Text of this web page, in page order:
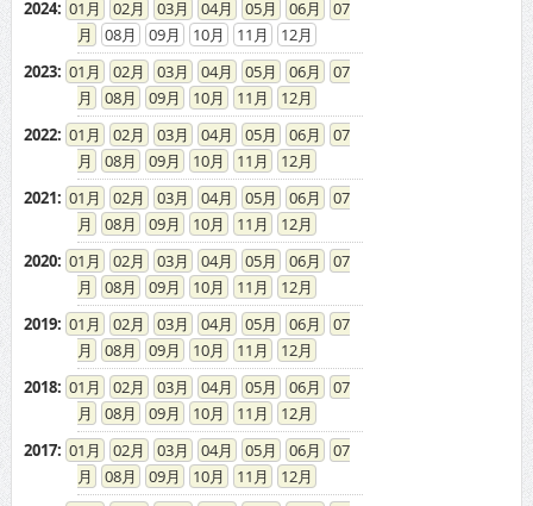
2024: 01 02 03 04 05 06
07
08
09 10 11
12
2023: 01 02 03 04 05 06
07
08
09 10 11
12
2022: 01 02 03 04 05 06
07
08
09 10 11
12
2021: 01 02 03 04 05 06
07
08
09 10 11
12
2020: 01 02 03 04 05 06
07
08
09 10 11
12
2019: 01 02 03 04 05 06
07
08
09 10 11
12
2018: 01 02 03 04 05 06
07
08
09 10 11
12
2017: 01 02 03 04 05 06
07
08
09 10 11
12